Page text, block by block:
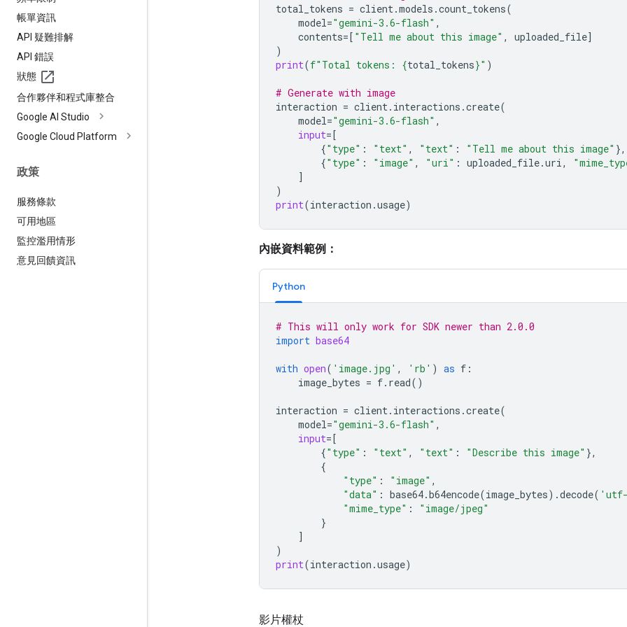
帳單資訊
API 疑難排解
API 錯誤
狀態
合作夥伴和程式庫整合
Google AI Studio
Google Cloud Platform
政策
服務條款
可用地區
監控濫用情形
意見回饋資訊
total_tokens = client.models .count_tokens(
model="gemini-3.6-flash" ,
contents=[ "Tell me about this image" , uploaded_file]
)
print(f"Total tokens: {total_tokens}" )
# Generate with image
interaction = client. interactions .create(
model="gemini-3.6-flash" ,
input=[
{"type" : "text" , "text" : "Tell me about this image" },
{"type" : "image" , "uri" : uploaded_file.uri,
]
)
print(interaction .usage)
內嵌資料範例：
Python
# This will only work for SDK newer than 2.0.0
import base64
with open( 'image.jpg' , 'rb' ) as f :
image_bytes = f. read()
interaction = client. interactions .create(
model="gemini-3.6-flash" ,
input=[
{"type" : "text" , "text" : "Describe this image" },
{
"type" : "image" ,
"data" : base64.b64encode(image_bytes) .decode(
"mime_type" :
"image/jpeg"
}
]
)
print(interaction .usage)
影片權杖